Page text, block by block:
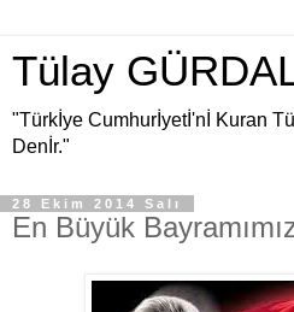
Tülay
"Türkİye Cumhurİyetİ'nİ Kuran
Denİr."
28 Ekim 2014 Salı
En Büyük